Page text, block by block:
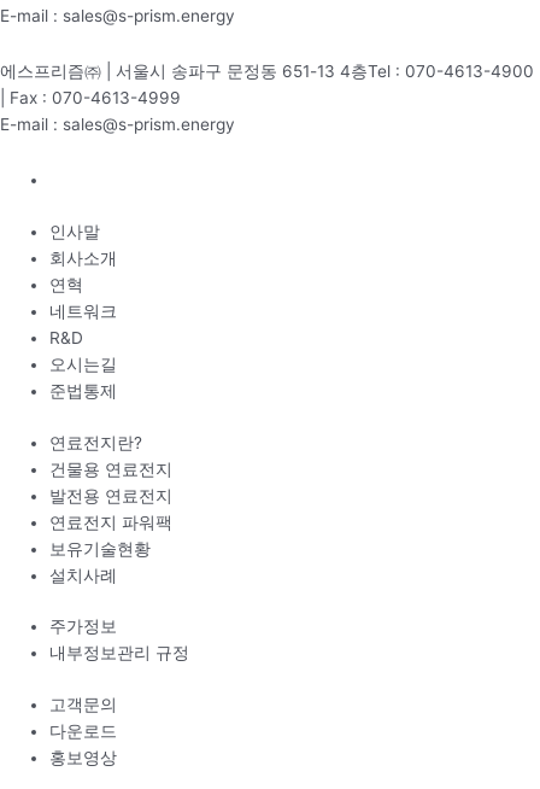
E-mail : sales@s-prism.energy
에스프리즘㈜ | 서울시 송파구 문정동 651-13 4층Tel : 070-4613-4900
| Fax : 070-4613-4999
E-mail : sales@s-prism.energy
인사말
회사소개
연혁
네트워크
R&D
오시는길
준법통제
연료전지란?
건물용 연료전지
발전용 연료전지
연료전지 파워팩
보유기술현황
설치사례
주가정보
내부정보관리 규정
고객문의
다운로드
홍보영상